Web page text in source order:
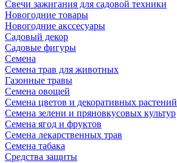
Свечи зажигания для садовой техники
Новогодние товары
Новогодние акссесуары
Садовый декор
Садовые фигуры
Семена
Семена трав для животных
Газонные травы
Семена овощей
Семена цветов и декоративных растений
Семена зелени и пряновкусовых культур
Семена ягод и фруктов
Семена лекарственных трав
Семена табака
Средства защиты